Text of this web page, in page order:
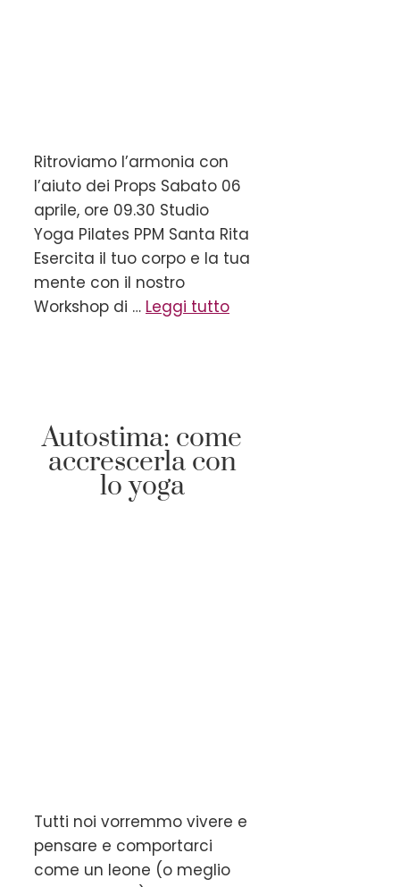
Ritroviamo l’armonia con
l’aiuto dei Props Sabato 06
aprile, ore 09.30 Studio
Yoga Pilates PPM Santa Rita
Esercita il tuo corpo e la tua
mente con il nostro
Workshop di … Leggi tutto
Autostima: come
accrescerla con
lo yoga
Tutti noi vorremmo vivere e
pensare e comportarci
come un leone (o meglio